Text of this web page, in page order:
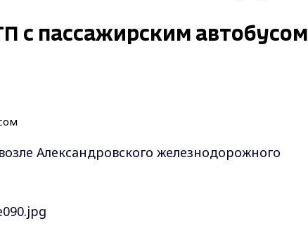
с пассажирским автобусом
Александровского железнодорожного